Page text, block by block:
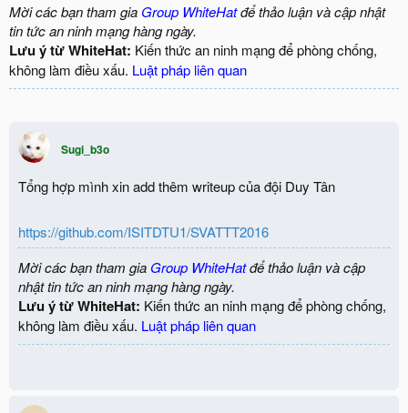
Mời các bạn tham gia Group WhiteHatđể thảo luận và cập nhật
tin tức an ninh mạng hàng ngày.
Lưu ý từ WhiteHat: Kiến thức an ninh mạng để phòng chống,
không làm điều xấu. Luật pháp liên quan
Sugi_b3o
Tổng hợp mình xin add thêm writeup của đội Duy Tân
https://github.com/ISITDTU1/SVATTT2016
Mời các bạn tham gia Group WhiteHatđể thảo luận và cập
nhật tin tức an ninh mạng hàng ngày.
Lưu ý từ WhiteHat: Kiến thức an ninh mạng để phòng chống,
không làm điều xấu. Luật pháp liên quan